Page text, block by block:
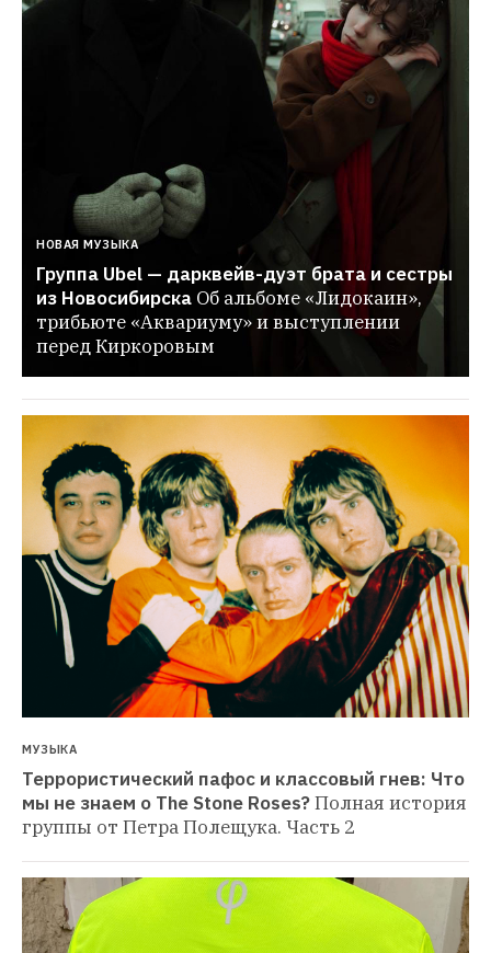
НОВАЯ МУЗЫКА
Группа Ubel — дарквейв-дуэт брата и сестры
из Новосибирска Об альбоме «Лидокаин»,
трибьюте «Аквариуму» и выступлении
перед Киркоровым
МУЗЫКА
Террористический пафос и классовый гнев: Что
мы не знаем о The Stone Roses?Полная история
группы от Петра Полещука. Часть 2